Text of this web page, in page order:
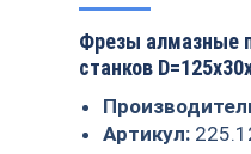
Фрезы алмазные
станков
Артикул: